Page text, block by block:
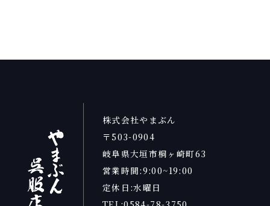
株式会社やまぶん
〒503-0904
岐阜県大垣市桐ヶ崎町63
営業時間:9:00~19:00
定休日:水曜日